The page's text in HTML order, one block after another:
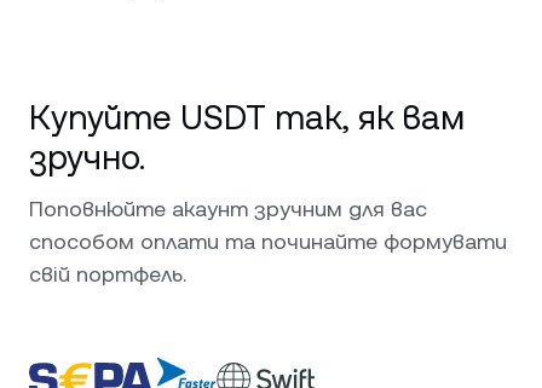
Купуйте USDT так, як вам
зручно.
Поповнюйте акаунт зручним для вас
способом оплати та починайте формувати
свій портфель.